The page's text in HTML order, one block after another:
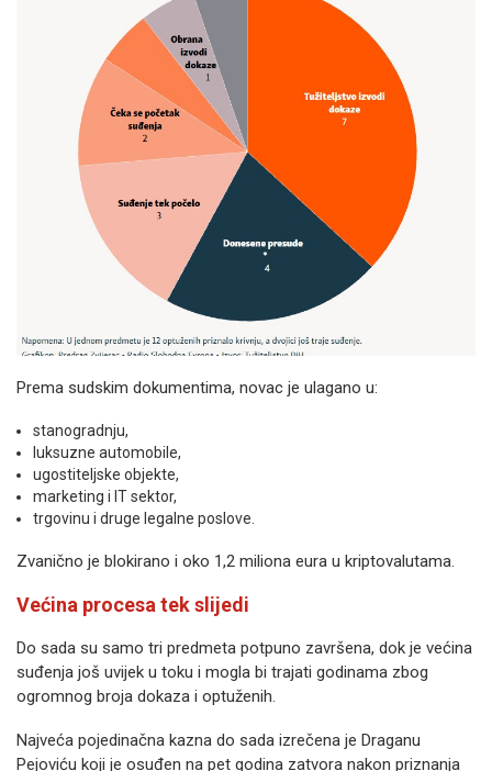
Prema sudskim dokumentima, novac je ulagano u:
stanogradnju,
luksuzne automobile,
ugostiteljske objekte,
marketing i IT sektor,
trgovinu i druge legalne poslove.
Zvanično je blokirano i oko 1,2 miliona eura u kriptovalutama.
Većina procesa tek slijedi
Do sada su samo tri predmeta potpuno završena, dok je većina
suđenja još uvijek u toku i mogla bi trajati godinama zbog
ogromnog broja dokaza i optuženih.
Najveća pojedinačna kazna do sada izrečena je Draganu
Pejoviću koji je osuđen na pet godina zatvora nakon priznanja